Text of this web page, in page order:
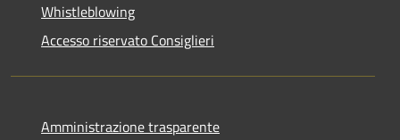
Whistleblowing
Accesso riservato Consiglieri
Amministrazione trasparente